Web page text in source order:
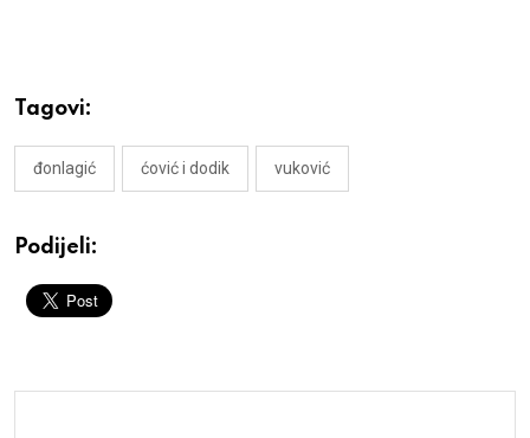
Tagovi:
đonlagić ćović i dodik vuković
Podijeli: